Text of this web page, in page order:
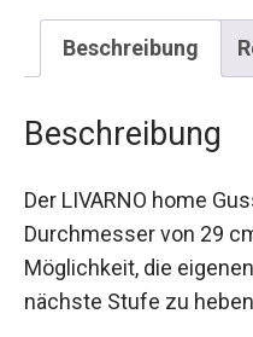
Beschreibung
Beschreibung
Der LIVARNO home
Durchmesser von 29
Möglichkeit, die
nächste Stufe zu